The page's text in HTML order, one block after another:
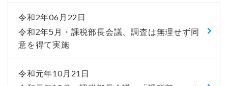
令和2年06月22日
令和2年5月・課税部長会議、調査は無理せず同
意を得て実施
令和元年10月21日